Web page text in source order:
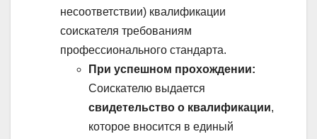
несоответствии) квалификации
соискателя требованиям
профессионального стандарта.
При успешном прохождении:
Соискателю выдается
свидетельство о квалификации,
которое вносится в единый